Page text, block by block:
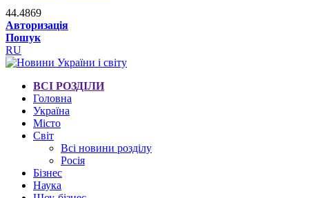
44.4869
Авторизація
Пошук
RU
ВСІ РОЗДІЛИ
Головна
Україна
Місто
Світ
Всі новини розділу
Росія
Бізнес
Наука